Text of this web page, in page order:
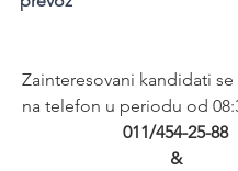
Zainteresovani kandidati
na telefon u periodu od
011/454-25-88
&